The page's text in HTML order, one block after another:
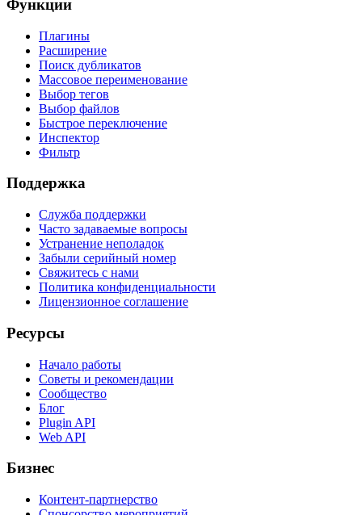
Функции
Плагины
Расширение
Поиск дубликатов
Массовое переименование
Выбор тегов
Выбор файлов
Быстрое переключение
Инспектор
Фильтр
Поддержка
Служба поддержки
Часто задаваемые вопросы
Устранение неполадок
Забыли серийный номер
Свяжитесь с нами
Политика конфиденциальности
Лицензионное соглашение
Ресурсы
Начало работы
Советы и рекомендации
Сообщество
Блог
Plugin API
Web API
Бизнес
Контент-партнерство